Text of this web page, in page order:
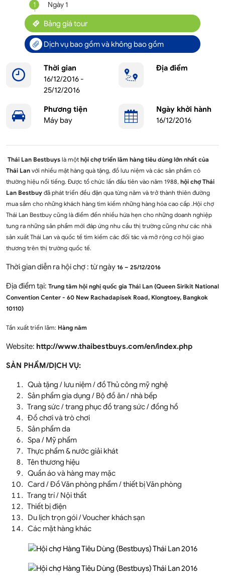
1 Ngày 1
Bảng giá tour
Dịch vụ bao gồm và không bao gồm
Thời gian
16/12/2016 -
25/12/2016
Địa điểm
Phương tiện
Máy bay
Ngày khởi hành
16/12/2016
Thái Lan Bestbuys là một hội chợ triển lãm hàng tiêu dùng lớn nhất của
Thái Lan với nhiều mặt hàng quà tặng, đồ lưu niệm và các sản phẩm có
thường hiệu nổi tiếng. Được tổ chức lần đầu tiên vào năm 1988, hội chợ Thái
Lan Bestbuy đã phát triển đều đặn qua từng năm và trở thành thiên đường
mua sắm cho những khách hàng tìm kiếm những hàng hóa cao cấp .Hội chợ
Thái Lan Bestbuy cũng là điểm đến nhiều hứa hẹn cho những doanh nghiệp
tung ra những sản phẩm mới đáp ứng nhu cầu thị trường cũng như các nhà
sản xuất Thái Lan và quốc tế tìm kiếm các đối tác và mở rộng cơ hội giao
thương trên thị trường quốc tế.
Thời gian diễn ra hội chợ : từ ngày 16 – 25/12/2016
Địa điểm tại: Trung tâm hội nghị quốc gia Thái Lan (Queen Sirikit National
Convention Center - 60 New Rachadapisek Road, Klongtoey, Bangkok
10110)
Tần xuất triển lãm: Hàng năm
Website: http://www.thaibestbuys.com/en/index.php
SẢN PHẨM/DỊCH VỤ:
Quà tặng / lưu niệm / đồ Thủ công mỹ nghệ
Sản phẩm gia dụng / Bộ đồ ăn / nhà bếp
Trang sức / trang phục đồ trang sức / đồng hồ
Đồ chơi và trò chơi
Sản phẩm da
Spa / Mỹ phẩm
Thực phẩm & nước giải khát
Tên thương hiệu
Quần áo và hàng may mặc
Card / Đồ Văn phòng phẩm / thiết bị Văn phòng
Trang trí / Nội thất
Thiết bị điện
Du lịch trọn gói / Voucher khách sạn
Các mặt hàng khác